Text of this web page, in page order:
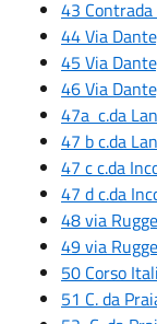
43 Contrada
44 Via
45 Via
46 Via
47a c.da
47 b c.da
47 c c.da
47 d c.da
48 via
49 via
50 Corso
51 C. da